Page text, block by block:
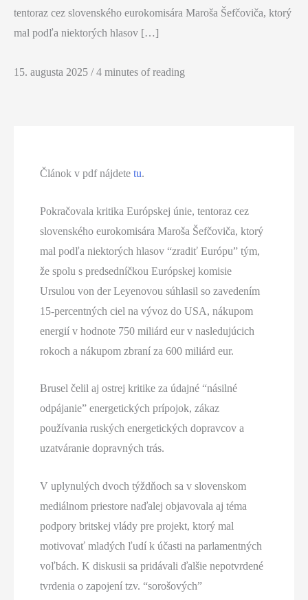
tentoraz cez slovenského eurokomisára Maroša Šefčoviča, ktorý
mal podľa niektorých hlasov […]
15. augusta 2025 /4 minutes of reading
Článok v pdf nájdetetu.
Pokračovala kritika Európskej únie, tentoraz cez
slovenského eurokomisára Maroša Šefčoviča, ktorý
mal podľa niektorých hlasov “zradiť Európu” tým,
že spolu s predsedníčkou Európskej komisie
Ursulou von der Leyenovou súhlasil so zavedením
15-percentných ciel na vývoz do USA, nákupom
energií v hodnote 750 miliárd eur v nasledujúcich
rokoch a nákupom zbraní za 600 miliárd eur.
Brusel čelil aj ostrej kritike za údajné “násilné
odpájanie” energetických prípojok, zákaz
používania ruských energetických dopravcov a
uzatváranie dopravných trás.
V uplynulých dvoch týždňoch sa v slovenskom
mediálnom priestore naďalej objavovala aj téma
podpory britskej vlády pre projekt, ktorý mal
motivovať mladých ľudí k účasti na parlamentných
voľbách. K diskusii sa pridávali ďalšie nepotvrdené
tvrdenia o zapojení tzv. “sorošových”